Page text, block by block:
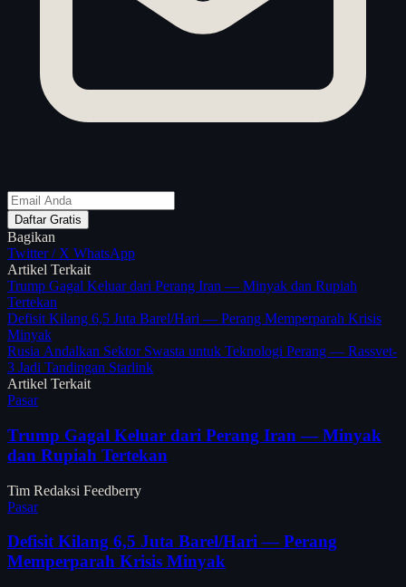
Daftar Gratis
Bagikan
Twitter / X WhatsApp
Artikel Terkait
Trump Gagal Keluar dari Perang Iran — Minyak dan Rupiah
Tertekan
Defisit Kilang 6,5 Juta Barel/Hari — Perang Memperparah Krisis
Minyak
Rusia Andalkan Sektor Swasta untuk Teknologi Perang — Rassvet-
3 Jadi Tandingan Starlink
Artikel Terkait
Pasar
Trump Gagal Keluar dari Perang Iran — Minyak
dan Rupiah Tertekan
Tim Redaksi Feedberry
Pasar
Defisit Kilang 6,5 Juta Barel/Hari — Perang
Memperparah Krisis Minyak